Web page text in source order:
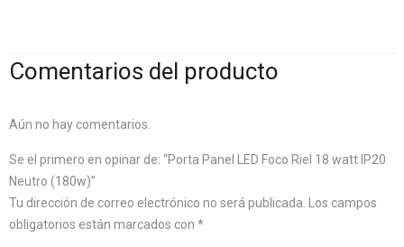
Comentarios del producto
Aún no hay comentarios.
Se el primero en opinar de: “Porta Panel LED Foco Riel 18 watt IP20
Neutro (180w)”
Tu dirección de correo electrónico no será publicada.
Los campos
obligatorios están marcados con *